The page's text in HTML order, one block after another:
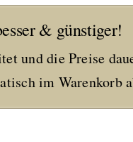
& günstiger!
und die Preise
im Warenkorb